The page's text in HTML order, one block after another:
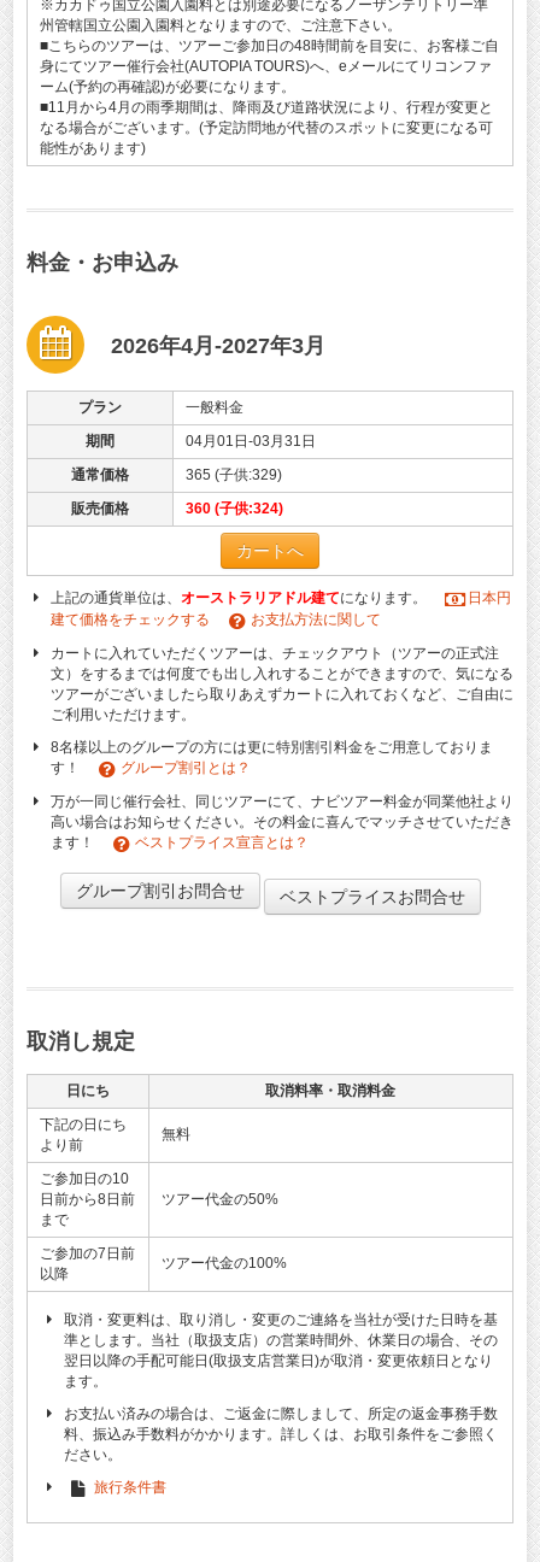
※カカドゥ国立公園入園料とは別途必要になるノーザンテリトリー準
州管轄国立公園入園料となりますので、ご注意下さい。
■こちらのツアーは、ツアーご参加日の48時間前を目安に、お客様ご自
身にてツアー催行会社(AUTOPIA TOURS)へ、eメールにてリコンファ
ーム(予約の再確認)が必要になります。
■11月から4月の雨季期間は、降雨及び道路状況により、行程が変更と
なる場合がございます。(予定訪問地が代替のスポットに変更になる可
能性があります)
料金・お申込み
2026年4月-2027年3月
プラン
一般料金
期間
04月01日-03月31日
通常価格
365 (子供:329)
販売価格
360 (子供:324)
カートへ
上記の通貨単位は、 オーストラリアドル建てになります。
日本円
建て価格をチェックする
お支払方法に関して
カートに入れていただくツアーは、チェックアウト（ツアーの正式注
文）をするまでは何度でも出し入れすることができますので、気になる
ツアーがございましたら取りあえずカートに入れておくなど、ご自由に
ご利用いただけます。
8名様以上のグループの方には更に特別割引料金をご用意しておりま
す！
グループ割引とは？
万が一同じ催行会社、同じツアーにて、ナビツアー料金が同業他社より
高い場合はお知らせください。その料金に喜んでマッチさせていただき
ます！
ベストプライス宣言とは？
グループ割引お問合せ ベストプライスお問合せ
取消し規定
日にち
取消料率・取消料金
下記の日にち
より前
無料
ご参加日の10
日前から8日前
まで
ツアー代金の50%
ご参加の7日前
以降
ツアー代金の100%
取消・変更料は、取り消し・変更のご連絡を当社が受けた日時を基
準とします。当社（取扱支店）の営業時間外、休業日の場合、その
翌日以降の手配可能日(取扱支店営業日)が取消・変更依頼日となり
ます。
お支払い済みの場合は、ご返金に際しまして、所定の返金事務手数
料、振込み手数料がかかります。詳しくは、お取引条件をご参照く
ださい。
旅行条件書